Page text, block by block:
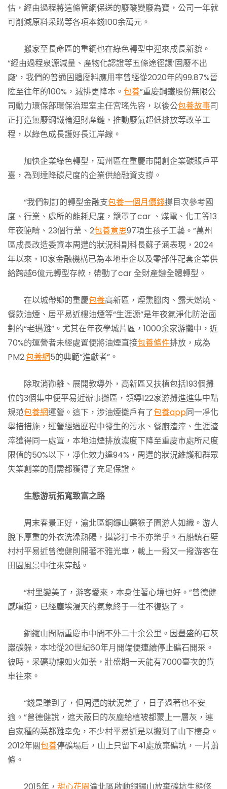
估，經由過程將這條管網保送的廢酸變廢為寶，公司一年就
可削減原料采購等各項本錢100余萬元。
搬家至長命區的重鋼也在綠色轉型中迎來成長新貌。
“經由過程泉源減量、產物化認證等五條途徑讓‘固廢不出
廠’，我們的普通固體廢料應用率曾經從2020年的99.87%晉
陞至往年的100%，減排更降本。 包養”重慶鋼鐵股份無限公
司動力環保部環保治理室主任宮瑤先容，以後公包養故事司
正打造無廢鋼鐵輪迴財產鏈，推動廢氣超低排放等改革工
程，以綠色成長護好長江岸線。
加快企業綠色轉型，萬州區在重慶市開創企業碳賬戶平
臺，為到達降碳尺度的企業供給融資支撐。
“我們制訂的轉型金融支包養一個月價錢撐目次參考國
度、行業、處所的能耗尺度，籠罩了car 、煤電、化工等13
年夜範疇、23個行業、2包養意思97項生孩子工藝。”萬州
區成長改造委資本周遭的狀況科副科長蘇子涵表現，2024
年以來，10家金融機構已為本地車企以及零部件配套企業供
給跨越6億元轉型存款，帶動了car 全財產鏈全體轉型。
在以城帶鄉的重慶包養高新區，煙熏臘肉、露天燃燒、
餐飲油煙、居平易近樓油煙等“生涯源”是年夜氣淨化防治面
對的“老邁難”。尤其在年夜學城片區，1000余家游攤中，近
70%的運營者未經處置便將油煙直接包養條件排放，成為
PM2.包養網5的典範“進獻者”。
除取消勸離、展開教導外，高新區又扶植包括193個攤
位的3個集中便平易近辦事攤區，領導122家游攤進進集中點
規范包養網運營。這下，涉油煙攤戶有了包養app同一凈化
舉措措施，運營經過歷程中發生的污水、餐廚渣滓、生涯渣
滓獲得同一處置，本地油煙排放濃度下降至重慶市處所尺度
限值的50%以下，凈化效力達94%，周遭的狀況維護和群眾
失業創業的剛需都獲得了充足保證。
生態游玩拓寬致富之路
周末春景正好，渝北區銅鑼山礦猴子園游人如織。游人
脫下厚重的外衣洗澡熱陽，攝影打卡不亦樂乎。石船鎮石壁
村村平易近曾德健則開著不雅光車，載上一撥又一撥游客在
田園風景中往來穿越。
“村里變美了，游客愛來，本身住著心境也好。”曾德健
感嘆道，已經塵埃漫天的氣象終于一往不復返了。
銅鑼山間隔重慶市中間不外二十余公里。因豐盛的石灰
巖礦躲，本地從20世紀60年月開端便連續停止礦石開采。
彼時，采礦功課如火如荼，壯盛期一天能有7000臺次的貨
車往來。
“錢是賺到了，但周遭的狀況差了，日子過著也不安
適。”曾德健說，遮天蔽日的灰塵給植被都蒙上一層灰，連
自家種的菜都難幸免，不少村平易近是以搬到了山下棲身。
2012年關包養停礦場后，山上只留下41處放棄礦坑，一片蕭
條。